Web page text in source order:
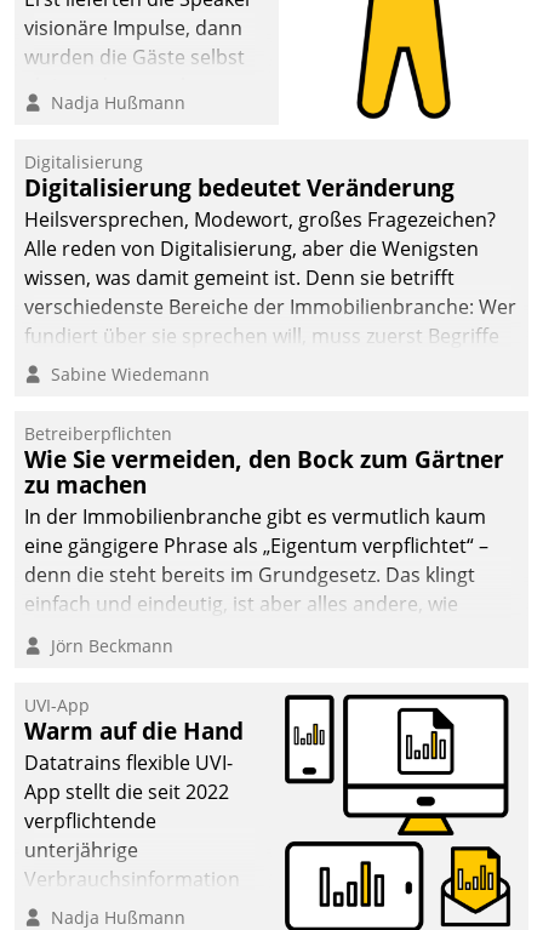
visionäre Impulse, dann
wurden die Gäste selbst
methodisch
Quartier. Dazwischen
zeigte Datatrain, was es
Neues zu bieten hat.
Nadja Hußmann
Digitalisierung
Digitalisierung bedeutet Veränderung
Heilsversprechen, Modewort, großes Fragezeichen?
Alle reden von Digitalisierung, aber die Wenigsten
wissen, was damit gemeint ist. Denn sie betrifft
verschiedenste Bereiche der Immobilienbranche: Wer
fundiert über sie sprechen will, muss zuerst Begriffe
klären. Ein Aspekt ist die betriebliche Optimierung:
Einsparungen durch optimierte und automatisierte
Prozesse. Doch man darf nicht zu viel erwarten: Allein
mit der Einführung einer neuen Software ist es nicht
getan. Die Digitalisierung erfordert von Unternehmen
die Bereitschaft, sich zu überprüfen, zu hinterfragen
und zu verändern.
Sabine Wiedemann
Betreiberpflichten
Wie Sie vermeiden, den Bock zum Gärtner
zu machen
In der Immobilienbranche gibt es vermutlich kaum
eine gängigere Phrase als „Eigentum verpflichtet“ –
denn die steht bereits im Grundgesetz. Das klingt
einfach und eindeutig, ist aber alles andere, wie
Branchenbeschäftigte wissen. Denn mit der
Verantwortung folgen Verpflichtungen.
Jörn Beckmann
UVI-App
Warm auf die Hand
Datatrains flexible UVI-
App stellt die seit 2022
verpflichtende
unterjährige
Verbrauchsinformation
schnell, zuverlässig und
Nadja Hußmann